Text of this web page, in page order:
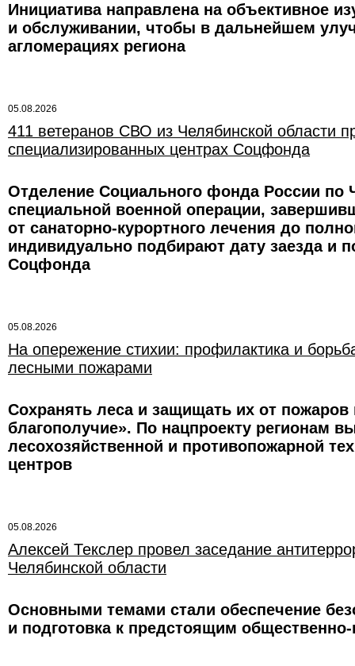
Инициатива направлена на объективное
и обслуживании, чтобы в дальнейшем
агломерациях региона
05.08.2026
411 ветеранов СВО из Челябинской области
специализированных центрах Соцфонда
Отделение Социального фонда России по
специальной военной операции,
от санаторно-курортного лечения до
индивидуально подбирают дату заезда и
Соцфонда
05.08.2026
На опережение стихии: профилактика и
лесными пожарами
Сохранять леса и защищать их от
благополучие». По нацпроекту регионам
лесохозяйственной и противопожарной
центров
05.08.2026
Алексей Текслер провел заседание
Челябинской области
Основными темами стали обеспечение
и подготовка к предстоящим